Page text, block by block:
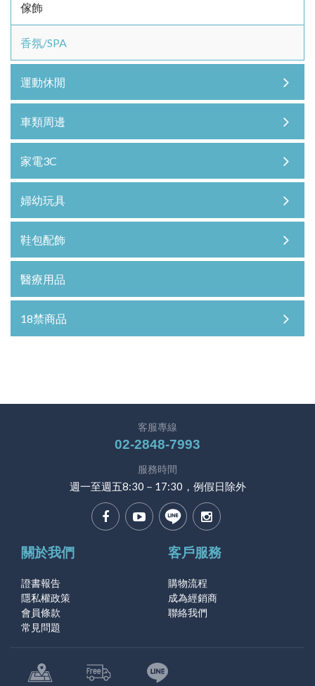
傢飾
香氛/SPA
運動休閒
車類周邊
家電3C
婦幼玩具
鞋包配飾
醫療用品
18禁商品
客服專線
02-2848-7993
服務時間
週一至週五8:30－17:30，例假日除外
關於我們
證書報告
隱私權政策
會員條款
常見問題
客戶服務
購物流程
成為經銷商
聯絡我們